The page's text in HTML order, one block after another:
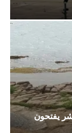
يفتحون